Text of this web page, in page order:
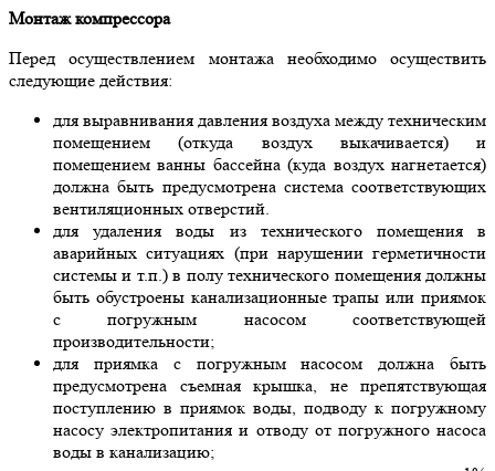
Монтаж компрессора
Перед осуществлением монтажа необходимо осуществить
следующие действия:
для выравнивания давления воздуха между техническим
помещением (откуда воздух выкачивается) и
помещением ванны бассейна (куда воздух нагнетается)
должна быть предусмотрена система соответствующих
вентиляционных отверстий.
для удаления воды из технического помещения в
аварийных ситуациях (при нарушении герметичности
системы и т.п.) в полу технического помещения должны
быть обустроены канализационные трапы или приямок
с погружным насосом соответствующей
производительности;
для приямка с погружным насосом должна быть
предусмотрена съемная крышка, не препятствующая
поступлению в приямок воды, подводу к погружному
насосу электропитания и отводу от погружного насоса
воды в канализацию;